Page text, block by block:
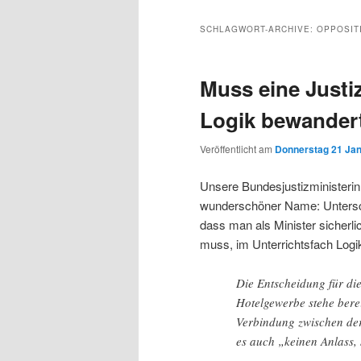
wechseln
SCHLAGWORT-ARCHIVE:
Muss eine
Logik
Veröffentlicht am Donnerstag 21
Unsere
wunderschöner Name:
dass man als Minister
muss, im Unterrichtsfach
Die Entscheidung für
Hotelgewerbe stehe
Verbindung zwischen
es auch „keinen